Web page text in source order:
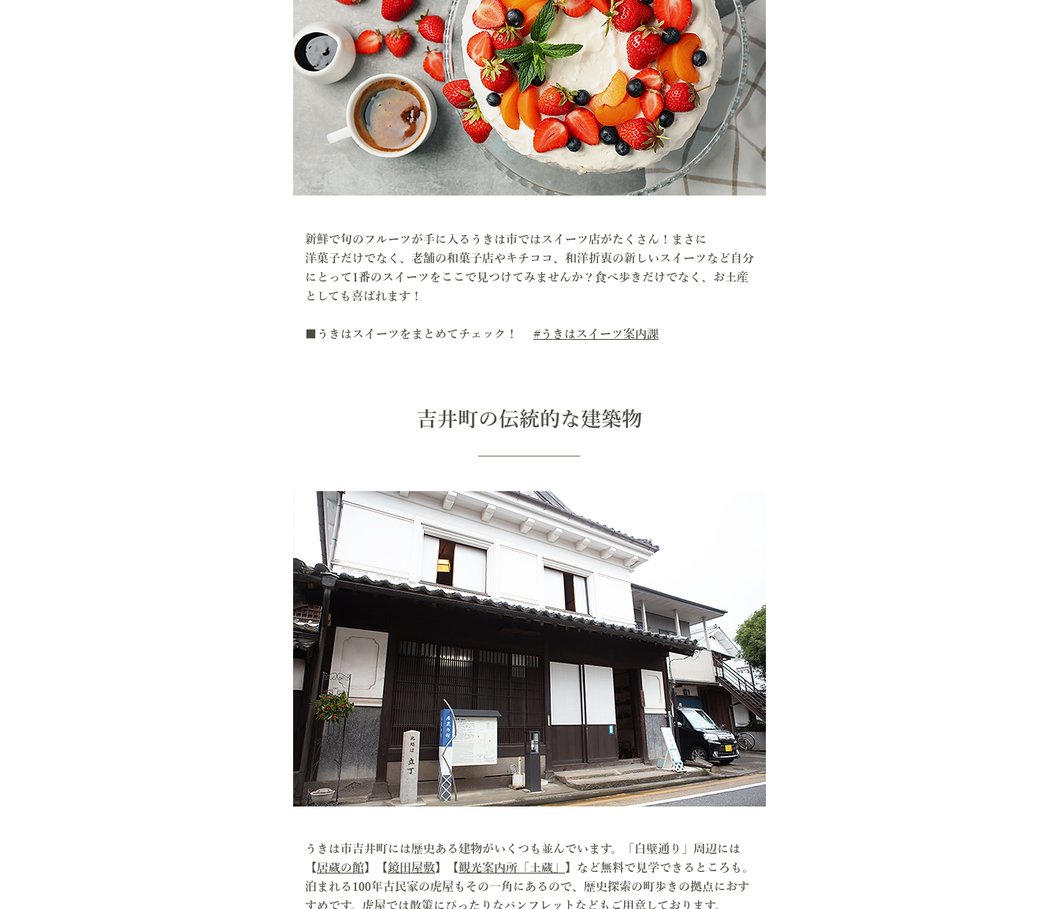
新鮮で旬のフルーツが手に入るうきは市ではスイーツ店がたくさん！まさに
​洋菓子だけでなく、老舗の和菓子店やキチココ、和洋折衷の新しいスイーツなど自分
にとって1番のスイーツをここで見つけてみませんか？食べ歩きだけでなく、お土産
としても喜ばれます！
​■うきはスイーツをまとめてチェック！ #うきはスイーツ案内課
吉井町の伝統的な建築物
うきは市吉井町には歴史ある建物がいくつも並んでいます。「白壁通り」周辺には
【居蔵の館】【鏡田屋敷】【観光案内所「土蔵」
】など無料で見学できるところも。
泊まれる100年古民家の虎屋もその一角にあるので、歴史探索の町歩きの拠点におす
すめです。虎屋では散策にぴったりなパンフレットなどもご用意しております。